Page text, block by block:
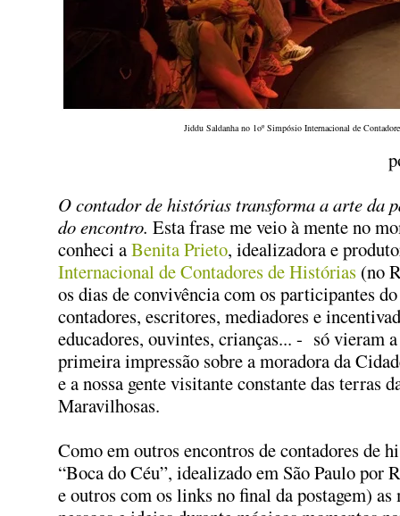
Jiddu Saldanha no 1oº Simpósio Internacional de
O contador de histórias transforma a arte da
do encontro. Esta frase me veio à mente no
conheci aBenita Prieto, idealizadora e
Internacional de Contadores de Histórias (no
os dias de convivência com os participantes
contadores, escritores, mediadores e
educadores, ouvintes, crianças... - só vieram
primeira impressão sobre a moradora da
e a nossa gente visitante constante das terras
Maravilhosas.
Como em outros encontros de contadores de
“Boca do Céu”, idealizado em São Paulo por
e outros com os links no final da postagem) as